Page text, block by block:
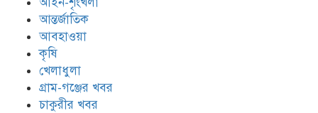
আন্তর্জাতিক
আবহাওয়া
কৃষি
খেলাধুলা
গ্রাম-গঞ্জের খবর
চাকুরীর খবর